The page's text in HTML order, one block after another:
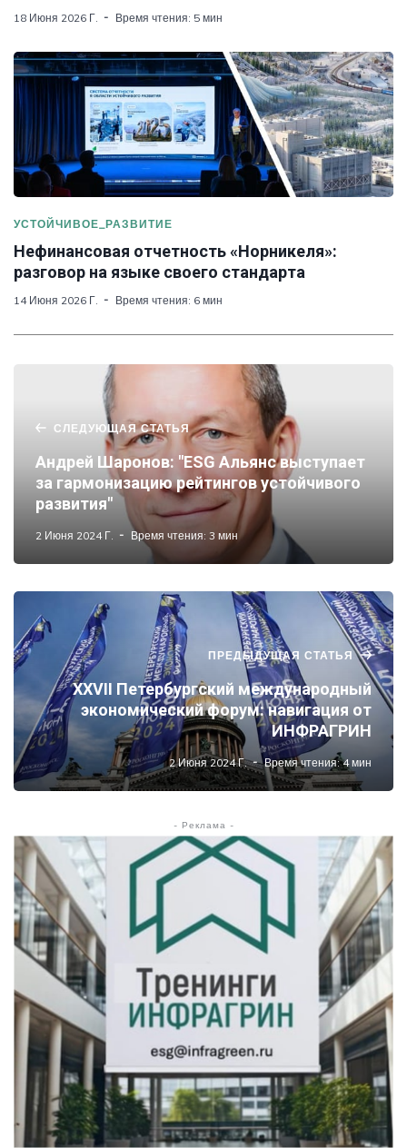
18 Июня 2026 Г. Время чтения: 5 мин
УСТОЙЧИВОЕ_РАЗВИТИЕ
Нефинансовая отчетность «Норникеля»:
разговор на языке своего стандарта
14 Июня 2026 Г. Время чтения: 6 мин
СЛЕДУЮЩАЯ СТАТЬЯ
Андрей Шаронов: "ESG Альянс выступает
за гармонизацию рейтингов устойчивого
развития"
2 Июня 2024 Г. Время чтения: 3 мин
ПРЕДЫДУЩАЯ СТАТЬЯ
XXVII Петербургский международный
экономический форум: навигация от
ИНФРАГРИН
2 Июня 2024 Г. Время чтения: 4 мин
- Реклама -